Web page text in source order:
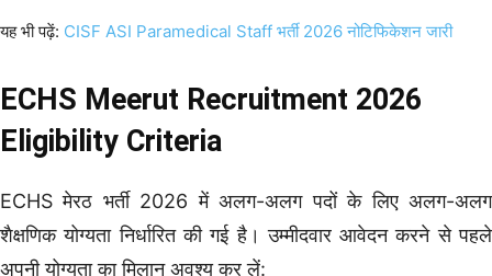
यह भी पढ़ें: CISF ASI Paramedical Staff भर्ती 2026 नोटिफिकेशन जारी
ECHS Meerut Recruitment 2026
Eligibility Criteria
ECHS मेरठ भर्ती 2026 में अलग-अलग पदों के लिए अलग-अलग
शैक्षणिक योग्यता निर्धारित की गई है। उम्मीदवार आवेदन करने से पहले
अपनी योग्यता का मिलान अवश्य कर लें: